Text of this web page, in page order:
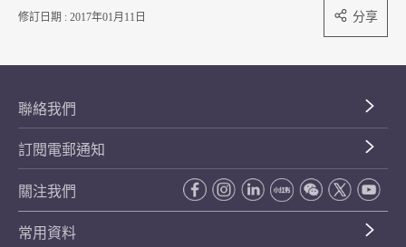
修訂日期 : 2017年01月11日 分享
聯絡我們
訂閱電郵通知
關注我們
常用資料